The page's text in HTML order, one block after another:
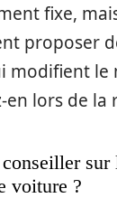
fixe,
proposer
modifient
en lors de la
voiture ?